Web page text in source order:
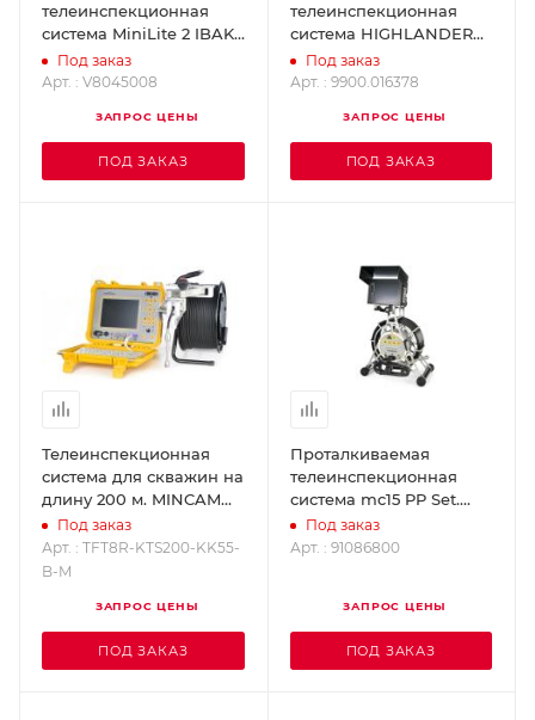
телеинспекционная
система MiniLite 2 IBAK
V8045008
Под заказ
Арт. : V8045008
ЗАПРОС ЦЕНЫ
ПОД ЗАКАЗ
телеинспекционная
система HIGHLANDER
RICO 9900.016378
Под заказ
Арт. : 9900.016378
ЗАПРОС ЦЕНЫ
ПОД ЗАКАЗ
Телеинспекционная
система для скважин на
длину 200 м. MINCAM
TFT8R-KTS200-KK55-B-M
Под заказ
Арт. : TFT8R-KTS200-KK55-
B-M
ЗАПРОС ЦЕНЫ
ПОД ЗАКАЗ
Проталкиваемая
телеинспекционная
система mc15 PP Set.
MINCAM 91086800
Под заказ
Арт. : 91086800
ЗАПРОС ЦЕНЫ
ПОД ЗАКАЗ